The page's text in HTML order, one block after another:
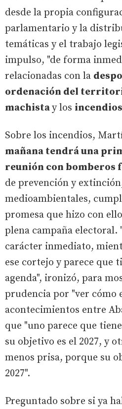
desde la propia
parlamentario y la
temáticas y el trabajo
impulso, "de forma
relacionadas con la
ordenación del
machistay los incendios
Sobre los incendios,
mañana tendrá una
reunión con bomberos
de prevención y
medioambientales,
promesa que hizo con
plena campaña electoral.
carácter inmediato,
ese cortejo y parece que
agenda", ironizó, para
prudencia por "ver cómo
acontecimientos entre
que "uno parece que
su objetivo es el 2027, y
menos prisa, porque su
2027".
Preguntado sobre si ya